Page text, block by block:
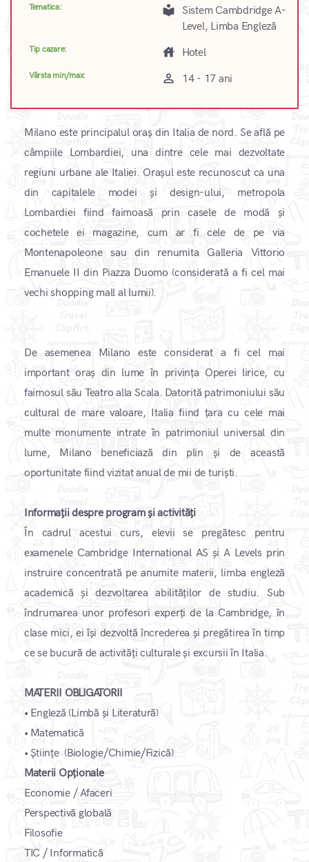
Tematica: local_library Sistem Cambdridge A-
Level, Limba Engleză
Tip cazare: house Hotel
Vârsta min/max: perm_identity 14 - 17 ani
Milano este principalul oraș din Italia de nord. Se află pe
câmpiile Lombardiei, una dintre cele mai dezvoltate
regiuni urbane ale Italiei. Orașul este recunoscut ca una
din capitalele modei și design-ului, metropola
Lombardiei fiind faimoasă prin casele de modă și
cochetele ei magazine, cum ar fi cele de pe via
Montenapoleone sau din renumita Galleria Vittorio
Emanuele II din Piazza Duomo (considerată a fi cel mai
vechi shopping mall al lumii).
De asemenea Milano este considerat a fi cel mai
important oraș din lume în privința Operei lirice, cu
faimosul său Teatro alla Scala. Datorită patrimoniului său
cultural de mare valoare, Italia fiind țara cu cele mai
multe monumente intrate în patrimoniul universal din
lume, Milano beneficiază din plin și de această
oportunitate fiind vizitat anual de mii de turiști.
​Informații despre program și activități ​
În cadrul acestui curs, elevii se pregătesc pentru
examenele Cambridge International AS și A Levels prin
instruire concentrată pe anumite materii, limba engleză
academică și dezvoltarea abilităților de studiu. Sub
îndrumarea unor profesori experți de la Cambridge, în
clase mici, ei își dezvoltă încrederea și pregătirea în timp
ce se bucură de activități culturale și excursii în Italia.​
MATERII OBLIGATORII
• Engleză (Limbă și Literatură)
• Matematică
• Științe (Biologie/Chimie/Fizică)
Materii Opționale
Economie / Afaceri
Perspectivă globală
Filosofie
TIC / Informatică